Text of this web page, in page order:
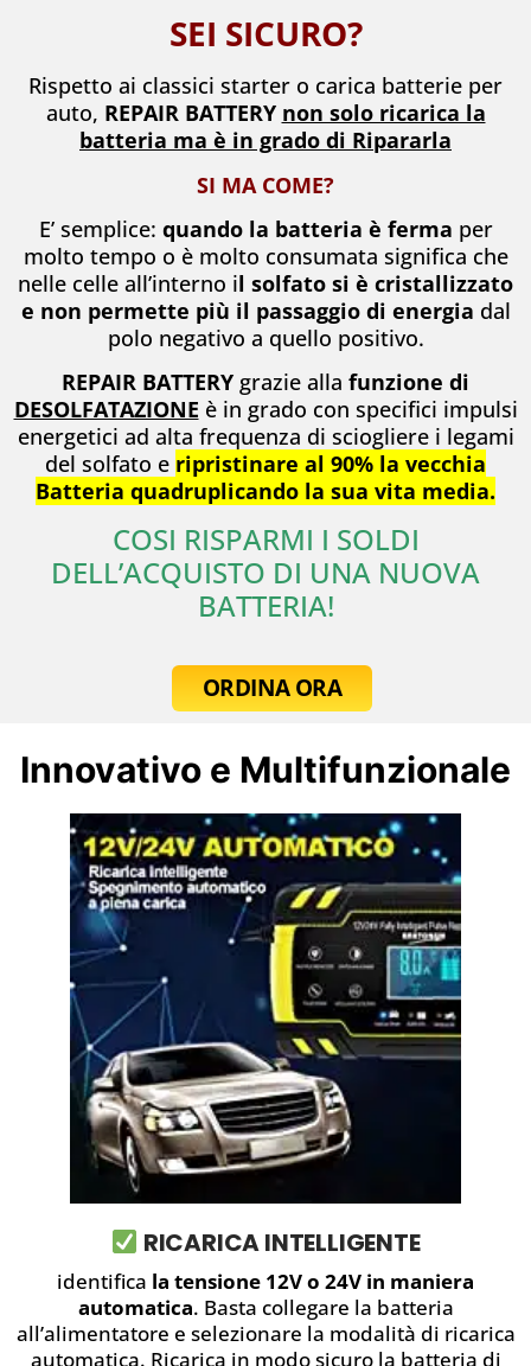
SEI SICURO?
Rispetto ai classici starter o carica batterie per
auto, REPAIR BATTERY non solo ricarica la
batteria ma è in grado di Ripararla
SI MA COME?
E’ semplice: quando la batteria è ferma per
molto tempo o è molto consumata significa che
nelle celle all’interno il solfato si è cristallizzato
e non permette più il passaggio di energia dal
polo negativo a quello positivo.
REPAIR BATTERY grazie alla funzione di
DESOLFATAZIONE è in grado con specifici impulsi
energetici ad alta frequenza di sciogliere i legami
del solfato e ripristinare al 90% la vecchia
Batteria quadruplicando la sua vita media.
COSI RISPARMI I SOLDI
DELL’ACQUISTO DI UNA NUOVA
BATTERIA!
ORDINA ORA
Innovativo e Multifunzionale
RICARICA INTELLIGENTE
identifica la tensione 12V o 24V in maniera
automatica. Basta collegare la batteria
all’alimentatore e selezionare la modalità di ricarica
automatica. Ricarica in modo sicuro la batteria di